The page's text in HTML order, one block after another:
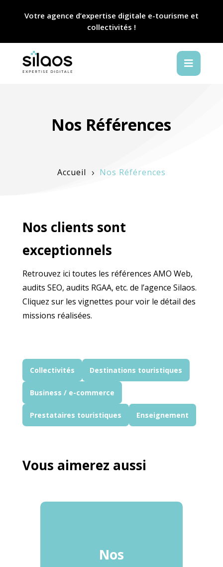
Votre agence d’expertise digitale e-tourisme et
collectivités !

Nos Références
Accueil 5 Nos Références
Nos clients sont
exceptionnels
Retrouvez ici toutes les références AMO Web,
audits SEO, audits RGAA, etc. de l’agence Silaos.
Cliquez sur les vignettes pour voir le détail des
missions réalisées.
Collectivités Destinations touristiques
Business / e-commerce
Prestataires touristiques Enseignement
Vous aimerez aussi
Nos